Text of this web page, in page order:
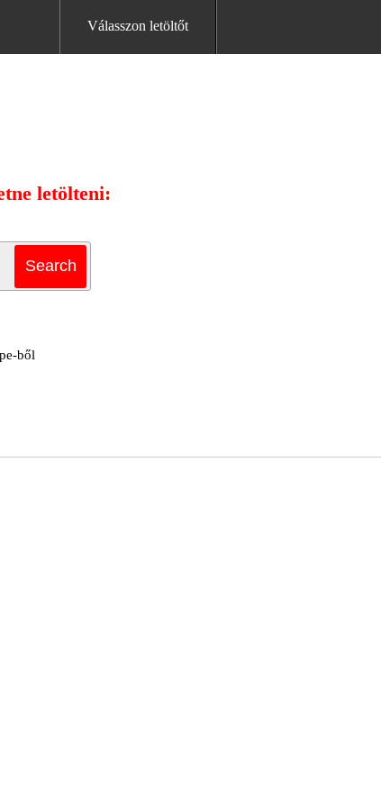
Válasszon letöltőt
letölteni:
ből